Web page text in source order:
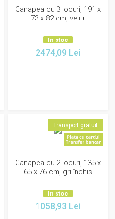
Canapea cu 3 locuri, 191 x
73 x 82 cm, velur
In stoc
2474,09 Lei
Transport gratuit
Canapea cu 2 locuri, 135 x
65 x 76 cm, gri închis
In stoc
1058,93 Lei